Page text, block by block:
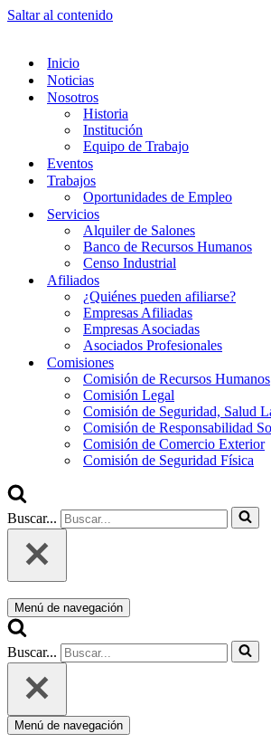
Saltar al contenido
Inicio
Noticias
Nosotros
Historia
Institución
Equipo de Trabajo
Eventos
Trabajos
Oportunidades de Empleo
Servicios
Alquiler de Salones
Banco de Recursos Humanos
Censo Industrial
Afiliados
¿Quiénes pueden afiliarse?
Empresas Afiliadas
Empresas Asociadas
Asociados Profesionales
Comisiones
Comisión de Recursos Humanos
Comisión Legal
Comisión de Seguridad, Salud
Comisión de Responsabilidad
Comisión de Comercio Exterior
Comisión de Seguridad Física
Buscar...
Menú de navegación
Buscar...
Menú de navegación